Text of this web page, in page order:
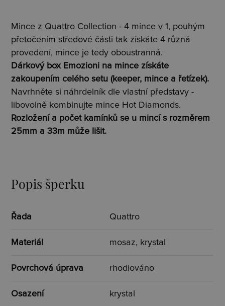
Mince z Quattro Collection - 4 mince v 1, pouhým
přetočením středové části tak získáte 4 různá
provedení, mince je tedy oboustranná.
Dárkový box Emozioni na mince získáte
zakoupením celého setu (keeper, mince a řetízek).
Navrhněte si náhrdelník dle vlastní představy -
libovolně kombinujte mince Hot Diamonds.
Rozložení a počet kamínků se u mincí s rozměrem
25mm a 33m může lišit.
Popis šperku
Řada Quattro
Materiál mosaz, krystal
Povrchová úprava rhodiováno
Osazení krystal